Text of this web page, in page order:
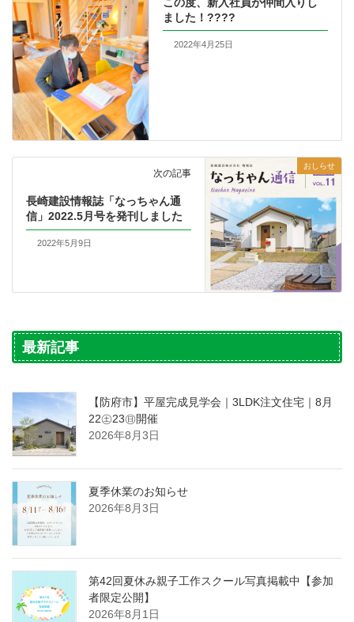
ました！????
2022年4月25日
おしらせ
次の記事
長崎建設情報誌「なっちゃん通
信」2022.5月号を発刊しました
2022年5月9日
最新記事
【防府市】平屋完成見学会｜3LDK注文住宅｜8月
22㊏23㊐開催
2026年8月3日
夏季休業のお知らせ
2026年8月3日
第42回夏休み親子工作スクール写真掲載中【参加
者限定公開】
2026年8月1日